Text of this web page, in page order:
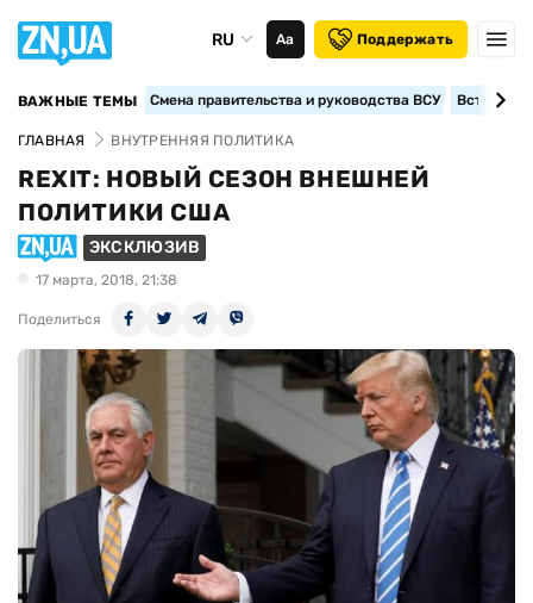
RU Аа Поддержать
ВАЖНЫЕ ТЕМЫ Смена правительства и руководства ВСУ
ГЛАВНАЯ ВНУТРЕННЯЯ ПОЛИТИКА
REXIT: НОВЫЙ СЕЗОН ВНЕШНЕЙ
ПОЛИТИКИ США
ЭКСКЛЮЗИВ
17 марта, 2018, 21:38
Поделиться